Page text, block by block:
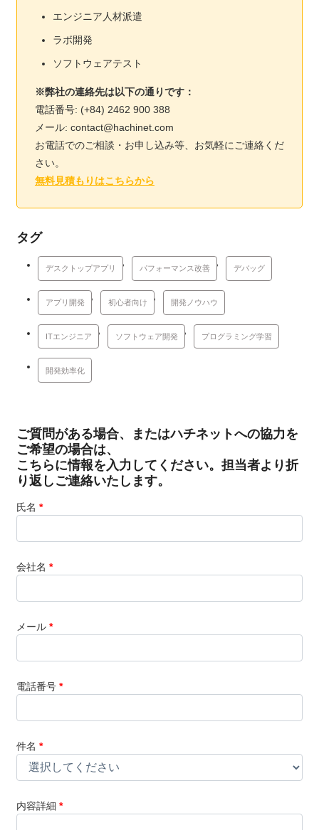
エンジニア人材派遣
ラボ開発
ソフトウェアテスト
※弊社の連絡先は以下の通りです：
電話番号: (+84) 2462 900 388
メール: contact@hachinet.com
お電話でのご相談・お申し込み等、お気軽にご連絡くだ
さい。
無料見積もりはこちらから
タグ
デスクトップアプリ パフォーマンス改善 デバッグ
アプリ開発 初心者向け 開発ノウハウ
ITエンジニア ソフトウェア開発 プログラミング学習
開発効率化
ご質問がある場合、またはハチネットへの協力を
ご希望の場合は、
こちらに情報を入力してください。担当者より折
り返しご連絡いたします。
氏名 *
会社名 *
メール *
電話番号 *
件名 *
内容詳細 *